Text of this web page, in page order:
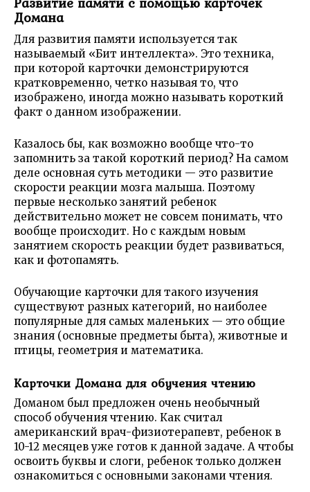
Домана
Для развития памяти используется так
называемый «Бит интеллекта». Это техника,
при которой карточки демонстрируются
кратковременно, четко называя то, что
изображено, иногда можно называть короткий
факт о данном изображении.
Казалось бы, как возможно вообще что-то
запомнить за такой короткий период? На самом
деле основная суть методики — это развитие
скорости реакции мозга малыша. Поэтому
первые несколько занятий ребенок
действительно может не совсем понимать, что
вообще происходит. Но с каждым новым
занятием скорость реакции будет развиваться,
как и фотопамять.
Обучающие карточки для такого изучения
существуют разных категорий, но наиболее
популярные для самых маленьких — это общие
знания (основные предметы быта), животные и
птицы, геометрия и математика.
Карточки Домана для обучения чтению
Доманом был предложен очень необычный
способ обучения чтению. Как считал
американский врач-физиотерапевт, ребенок в
10-12 месяцев уже готов к данной задаче. А чтобы
освоить буквы и слоги, ребенок только должен
ознакомиться с основными законами чтения.